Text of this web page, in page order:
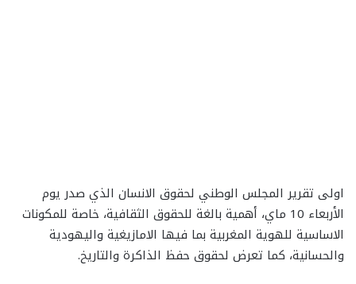
اولى تقرير المجلس الوطني لحقوق الانسان الذي صدر يوم
الأربعاء 10 ماي، أهمية بالغة للحقوق الثقافية، خاصة للمكونات
الاساسية للهوية المغربية بما فيها الامازيغية واليهودية
والحسانية، كما تعرض لحقوق حفظ الذاكرة والتاريخ.